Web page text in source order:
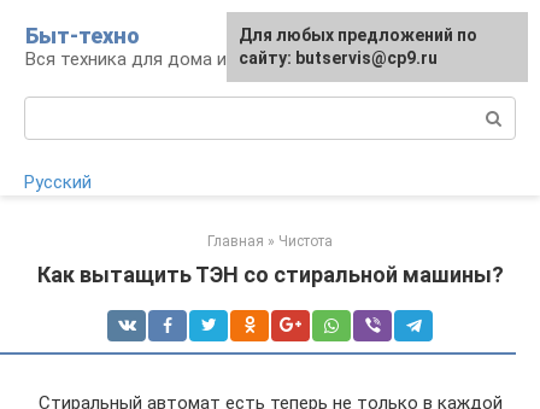
контенту
Быт-техно
Вся техника для дома и сада
Русский
Главная » Чистота
Как вытащить ТЭН со стиральной машины?
Стиральный автомат есть теперь не только в каждой
Для любых предложений по
сайту: butservis@cp9.ru